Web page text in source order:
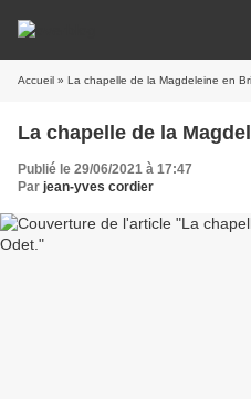
Accueil » La chapelle de la Magdeleine en
La chapelle de la
Publié le 29/06/2021 à 17:47
Par jean-yves cordier